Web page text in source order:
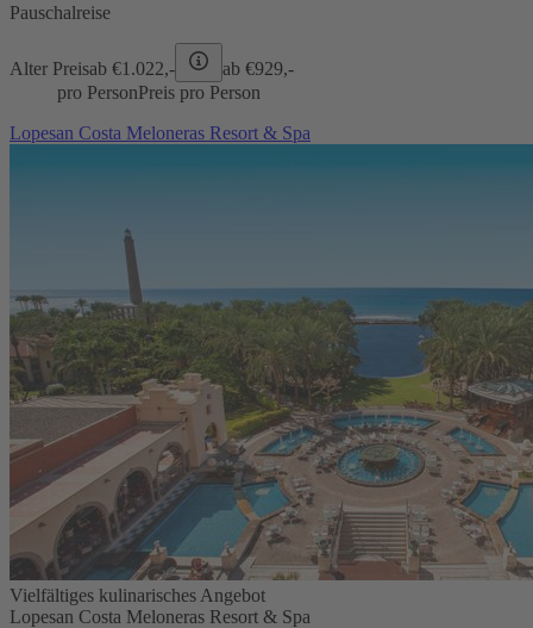
Pauschalreise
Alter Preisab €1.022,- ab €929,-
pro PersonPreis pro Person
Lopesan Costa Meloneras Resort & Spa
Vielfältiges kulinarisches Angebot
Lopesan Costa Meloneras Resort & Spa